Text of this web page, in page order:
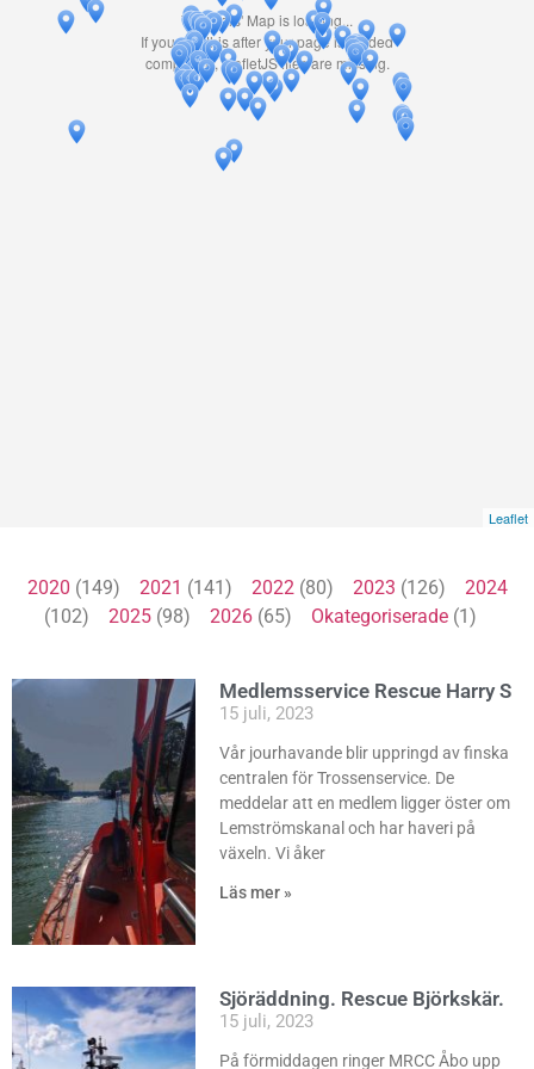
Travelers' Map is loading...
If you see this after your page is loaded
completely, leafletJS files are missing.
Leaflet
2020 (149) 2021 (141) 2022 (80) 2023 (126) 2024
(102) 2025(98) 2026(65) Okategoriserade(1)
Medlemsservice Rescue Harry S
15 juli, 2023
Vår jourhavande blir uppringd av finska
centralen för Trossenservice. De
meddelar att en medlem ligger öster om
Lemströmskanal och har haveri på
växeln. Vi åker
Läs mer »
Sjöräddning. Rescue Björkskär.
15 juli, 2023
På förmiddagen ringer MRCC Åbo upp